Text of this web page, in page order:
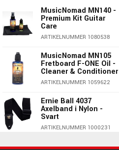
Daddario ECB81M
ARTIKELNUMMER 1027434
Sunburst
ARTIKELNUMMER 1090956
Gibson Les Paul
Vintage Cherry
Sunburst
ARTIKELNUMMER 1094112
Standard Reissue
Light Aged Royal
Teaburst
ARTIKELNUMMER 1090945
Gibson 1959 Les Paul
MusicNomad MN140 -
Premium Kit Guitar
Care
ARTIKELNUMMER 1080538
MusicNomad MN105
Fretboard F-ONE Oil -
Cleaner & Conditioner
ARTIKELNUMMER 1059622
Ernie Ball 4037
Axelband i Nylon -
Svart
ARTIKELNUMMER 1000231